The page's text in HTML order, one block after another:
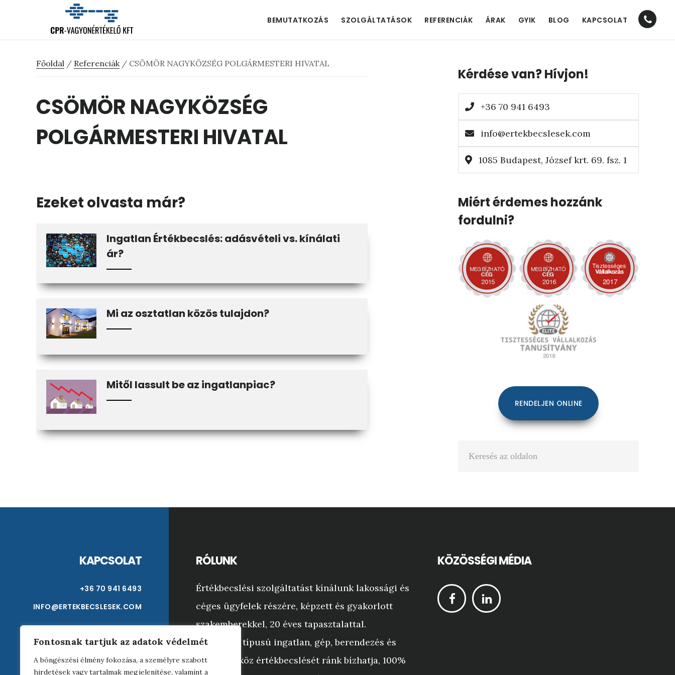
Fontosnak tartjuk az adatok védelmét
A böngészési élmény fokozása, a személyre szabott
hirdetések vagy tartalmak megjelenítése, valamint a
oldalsávhoz
BEMUTATKOZÁS SZOLGÁLTATÁSOK REFERENCIÁK ÁRAK GYIK BLOG KAPCSOLAT
Nav
Főoldal / Referenciák / CSÖMÖR NAGYKÖZSÉG POLGÁRMESTERI HIVATAL
CSÖMÖR NAGYKÖZSÉG
POLGÁRMESTERI HIVATAL
Ezeket olvasta már?
Ingatlan Értékbecslés: adásvételi vs. kínálati
ár?
Mi az osztatlan közös tulajdon?
Mitől lassult be az ingatlanpiac?
oldalsáv
Kérdése van? Hívjon!
+36 70 941 6493
info@ertekbecslesek.com
1085 Budapest, József krt. 69. fsz. 1
Miért érdemes hozzánk
fordulni?
RENDELJEN ONLINE
KAPCSOLAT
+36 70 941 6493
INFO@ERTEKBECSLESEK.COM
RÓLUNK
Értékbecslési szolgáltatást kínálunk lakossági és
céges ügyfelek részére, képzett és gyakorlott
szakemberekkel, 20 éves tapasztalattal.
Bármilyen típusú ingatlan, gép, berendezés és
tárgyi eszköz értékbecslését ránk bízhatja, 100%
KÖZÖSSÉGI MÉDIA